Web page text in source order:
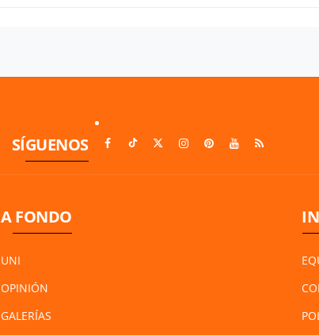
SÍGUENOS
A FONDO
UNI
OPINIÓN
GALERÍAS